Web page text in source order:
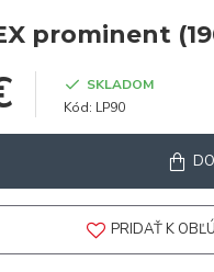
prominent
SKLADOM
Kód: LP90
PRIDAŤ K